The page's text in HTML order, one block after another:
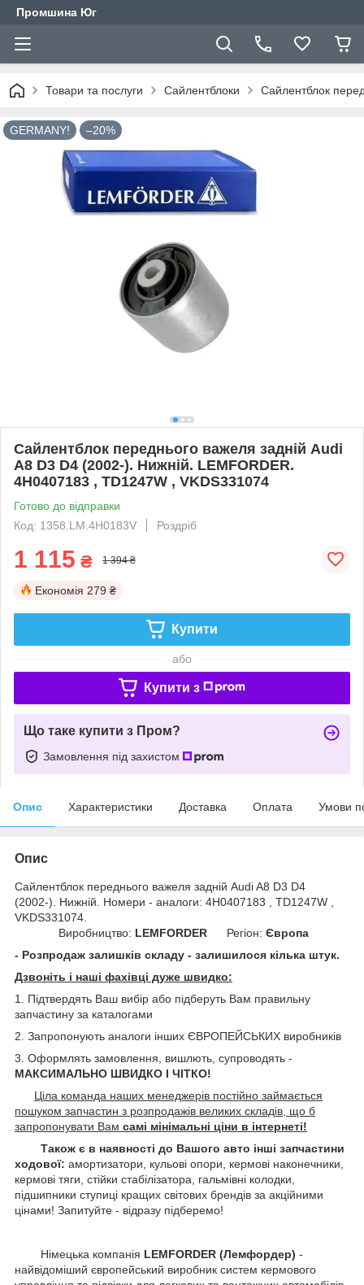
Промшина Юг
Товари та послуги Сайлентблоки Сайлентблок
GERMANY! –20%
Сайлентблок переднього важеля задній Audi
A8 D3 D4 (2002-). Нижній. LEMFORDER.
4H0407183 , TD1247W , VKDS331074
Готово до відправки
Код: 1358.LM.4H0183V
Роздріб
1 115 ₴ 1 394 ₴
Економія 279 ₴
Купити
або
Купити з
Що таке купити з Пром?
Замовлення під захистом
Опис Характеристики Доставка Оплата Умови
Опис
Сайлентблок переднього важеля задній Audi A8 D3 D4
(2002-). Нижній. Номери - аналоги: 4H0407183 , TD1247W ,
VKDS331074.
Виробництво: LEMFORDER Регіон: Європа
- Розпродаж залишків складу - залишилося кілька штук.
Дзвоніть і наші фахівці дуже швидко:
1. Підтвердять Ваш вибір або підберуть Вам правильну
запчастину за каталогами
2. Запропонують аналоги інших ЄВРОПЕЙСЬКИХ виробників
3. Оформлять замовлення, вишлють, супроводять -
МАКСИМАЛЬНО ШВИДКО І ЧІТКО!
Ціла команда наших менеджерів постійно займається
пошуком запчастин з розпродажів великих складів, що б
запропонувати Вам самі мінімальні ціни в інтернеті!
Також є в наявності до Вашого авто інші запчастини
ходової: амортизатори, кульові опори, кермові наконечники,
кермові тяги, стійки стабілізатора, гальмівні колодки,
підшипники ступиці кращих світових брендів за акційними
цінами! Запитуйте - відразу підберемо!
Німецька компанія LEMFORDER (Лемфордер) -
найвідоміший європейський виробник систем кермового